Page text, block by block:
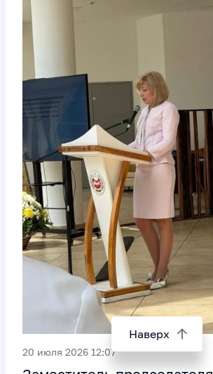
20 июля 2026 12:07
Наверх